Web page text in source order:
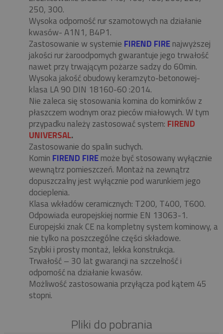
250, 300.
Wysoka odporność rur szamotowych na działanie
kwasów- A1N1, B4P1.
Zastosowanie w systemie FIREND FIREnajwyższej
jakości rur żaroodpornych gwarantuje jego trwałość
nawet przy trwającym pożarze sadzy do 60min.
Wysoka jakość obudowy keramzyto-betonowej-
klasa LA 90 DIN 18160-60 :2014.
Nie zaleca się stosowania komina do kominków z
płaszczem wodnym oraz pieców miałowych. W tym
przypadku należy zastosować system: FIREND
UNIVERSAL.
Zastosowanie do spalin suchych.
Komin FIREND FIREmoże być stosowany wyłącznie
wewnątrz pomieszczeń. Montaż na zewnątrz
dopuszczalny jest wyłącznie pod warunkiem jego
docieplenia.
Klasa wkładów ceramicznych: T200, T400, T600.
Odpowiada europejskiej normie EN 13063-1.
Europejski znak CE na kompletny system kominowy, a
nie tylko na poszczególne części składowe.
Szybki i prosty montaż, lekka konstrukcja.
Trwałość – 30 lat gwarancji na szczelność i
odporność na działanie kwasów.
Możliwość zastosowania przyłącza pod kątem 45
stopni.
Pliki do pobrania